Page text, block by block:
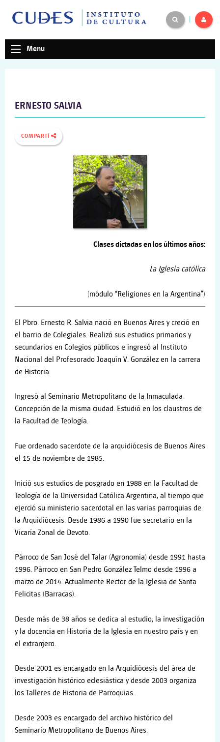
Menu
ERNESTO SALVIA
COMPARTÍ
Clases dictadas en los últimos años:
La Iglesia católica
(módulo “Religiones en la Argentina”)
El Pbro. Ernesto R. Salvia nació en Buenos Aires y creció en
el barrio de Colegiales. Realizó sus estudios primarios y
secundarios en Colegios públicos e ingresó al Instituto
Nacional del Profesorado Joaquín V. González en la carrera
de Historia.
Ingresó al Seminario Metropolitano de la Inmaculada
Concepción de la misma ciudad. Estudió en los claustros de
la Facultad de Teología.
Fue ordenado sacerdote de la arquidiócesis de Buenos Aires
el 15 de noviembre de 1985.
Inició sus estudios de posgrado en 1988 en la Facultad de
Teología de la Universidad Católica Argentina, al tiempo que
ejerció su ministerio sacerdotal en las varias parroquias de
la Arquidiócesis. Desde 1986 a 1990 fue secretario en la
Vicaría Zonal de Devoto.
Párroco de San José del Talar (Agronomía) desde 1991 hasta
1996. Párroco en San Pedro González Telmo desde 1996 a
marzo de 2014. Actualmente Rector de la Iglesia de Santa
Felicitas (Barracas).
Desde más de 38 años se dedica al estudio, la investigación
y la docencia en Historia de la Iglesia en nuestro país y en
el extranjero.
Desde 2001 es encargado en la Arquidiócesis del área de
investigación histórico eclesiástica y desde 2003 organiza
los Talleres de Historia de Parroquias.
Desde 2003 es encargado del archivo histórico del
Seminario Metropolitano de Buenos Aires.